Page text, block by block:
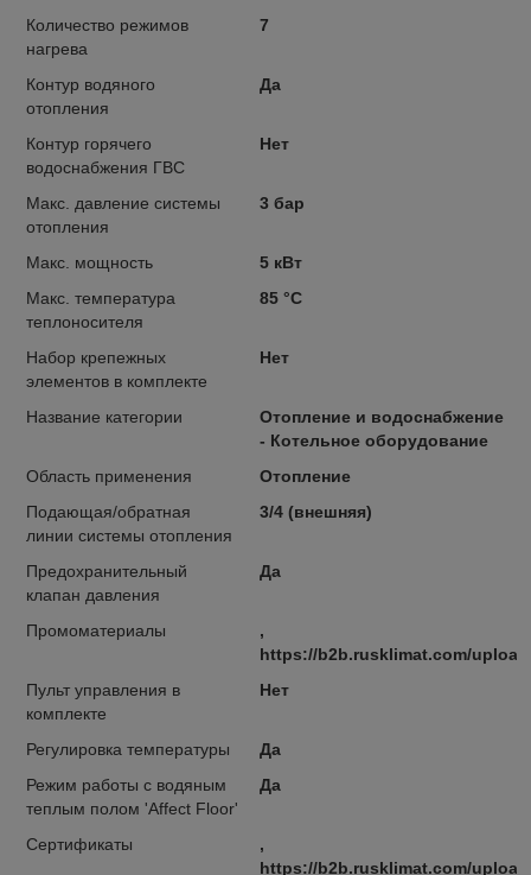
Количество режимов
нагрева
7
Контур водяного
отопления
Да
Контур горячего
водоснабжения ГВС
Нет
Макс. давление системы
отопления
3 бар
Макс. мощность
5 кВт
Макс. температура
теплоносителя
85 °С
Набор крепежных
элементов в комплекте
Нет
Название категории
Отопление и водоснабжение
- Котельное оборудование
Область применения
Отопление
Подающая/обратная
линии системы отопления
3/4 (внешняя)
Предохранительный
клапан давления
Да
Промоматериалы
,
https://b2b.rusklimat.com/
Пульт управления в
комплекте
Нет
Регулировка температуры
Да
Режим работы с водяным
теплым полом 'Affect Floor'
Да
Сертификаты
,
https://b2b.rusklimat.com/